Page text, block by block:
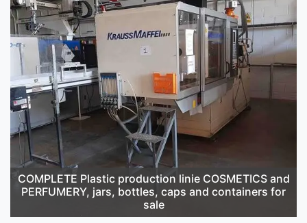
COMPLETE Plastic production linie COSMETICS and
PERFUMERY, jars, bottles, caps and containers for
sale